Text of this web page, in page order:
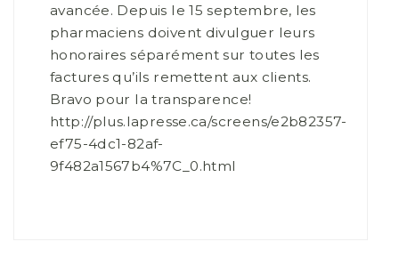
avancée. Depuis le 15 septembre, les
pharmaciens doivent divulguer leurs
honoraires séparément sur toutes les
factures qu’ils remettent aux clients.
Bravo pour la transparence!
http://plus.lapresse.ca/screens/e2b82357-
ef75-4dc1-82af-
9f482a1567b4%7C_0.html